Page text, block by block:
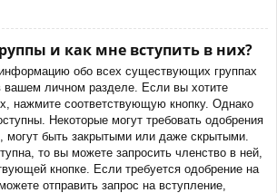
и как мне вступить в них?
обо всех существующих группах
вашем личном разделе. Если вы хотите
нажмите соответствующую кнопку. Однако
Некоторые могут требовать одобрения
могут быть закрытыми или даже скрытыми.
то вы можете запросить членство в ней,
кнопке. Если требуется одобрение на
отправить запрос на вступление,